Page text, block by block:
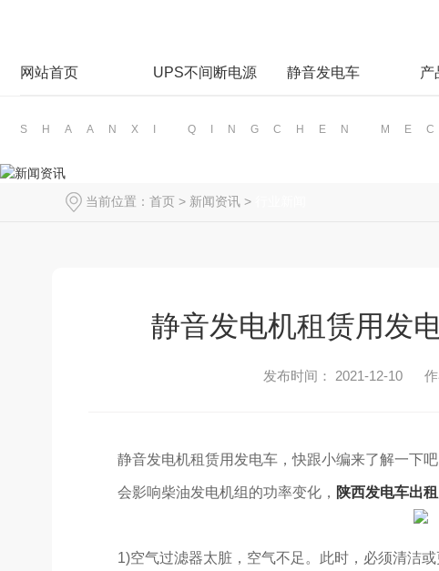
网站首页 UPS不间断电源 静音发电车 产
SHAANXI QINGCHEN
当前位置： 首页 > 新闻资讯 >
静音发电机租赁用发
发布时间： 2021-12-10
静音发电机租赁用发电车，快跟小编来了解一下吧
会影响柴油发电机组的功率变化， 陕西发电车出租
1)空气过滤器太脏，空气不足。此时，必须清洁或